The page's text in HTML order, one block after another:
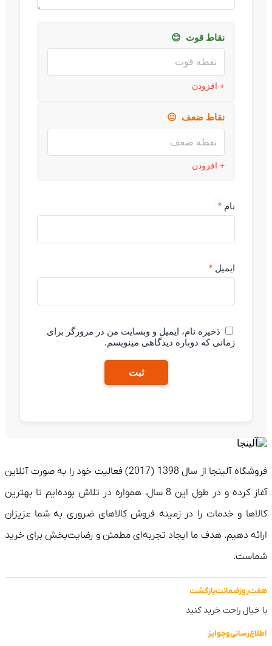
نقاط قوت 😊
+ افزودن
نقاط ضعف 😐
+ افزودن
ایمیل*
ذخیره نام، ایمیل و وبسایت من در مرورگر برای
زمانی که دوباره دیدگاهی مینویسم.
فروشگاه آلینجا از سال 1398 (2017) فعالیت خود را به صورت آنلاین
آغاز کرده و در طول این 8 سال، همواره در تلاش بوده‌ایم تا بهترین
و خدمات را در زمینه فروش کالاهای ضروری به شما عزیزان
دهیم. هدف ما ایجاد تجربه‌ای مطمئن و رضایت‌بخش برای خرید
راحت خرید کنید